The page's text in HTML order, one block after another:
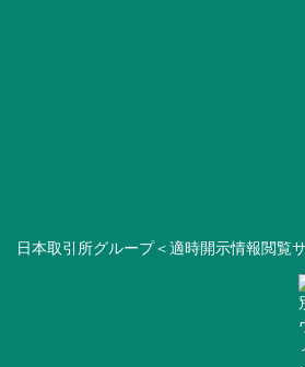
日本取引所グループ＜適時開示情報閲覧